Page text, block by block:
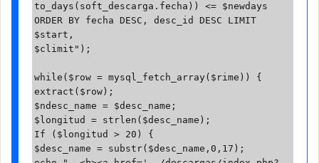
to_days(soft_descarga.fecha)) <= $newdays
ORDER BY fecha DESC, desc_id DESC LIMIT
$start,
$climit");
while($row = mysql_fetch_array($rime)) {
extract($row);
$ndesc_name = $desc_name;
$longitud = strlen($desc_name);
If ($longitud > 20) {
$desc_name = substr($desc_name,0,17);